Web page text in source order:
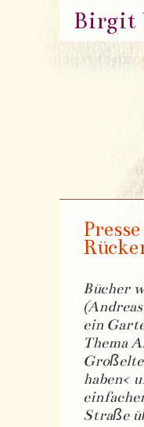
Birgit
Bücher
ein
Thema
haben<
Straße